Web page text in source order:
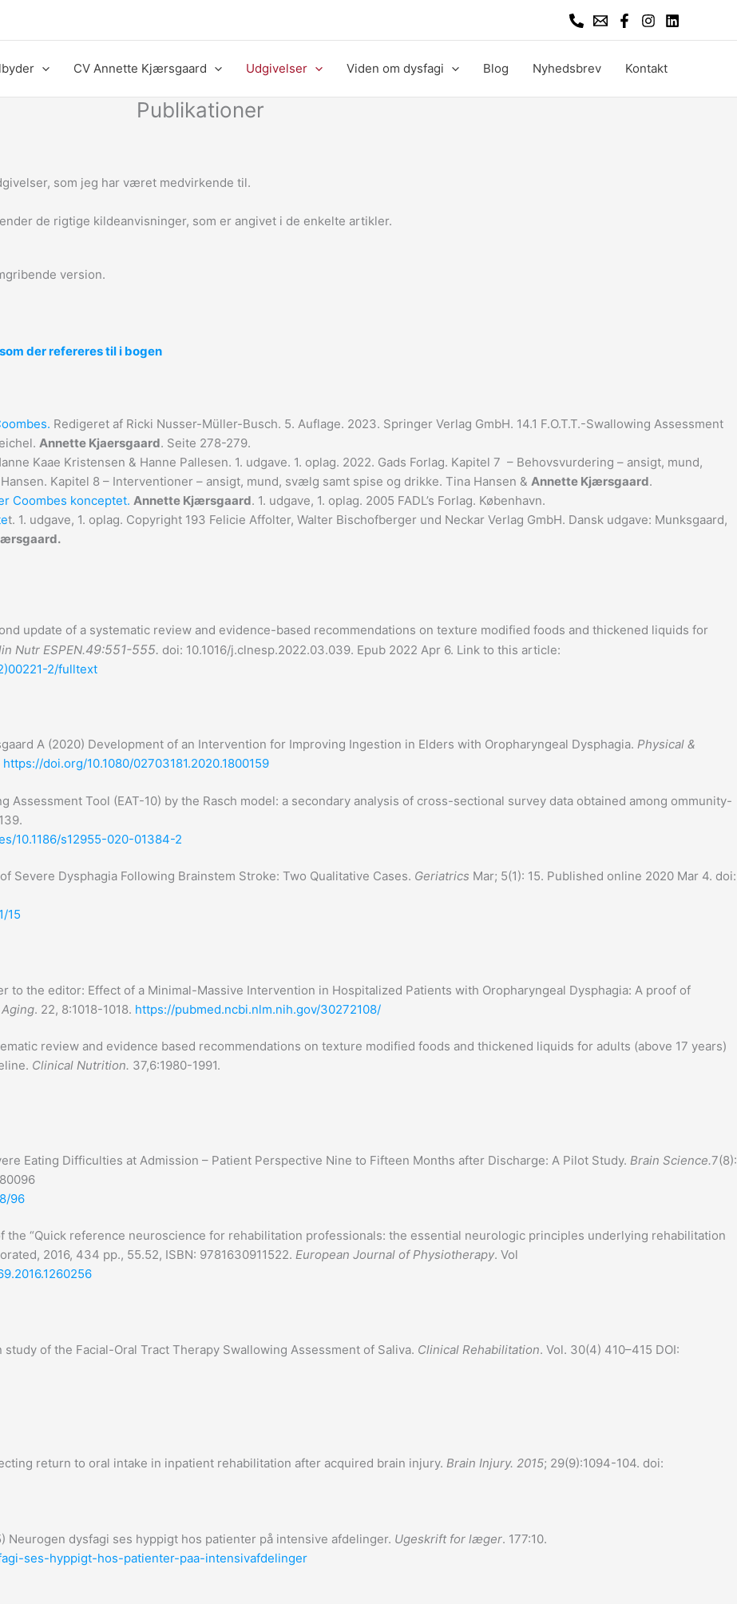
CV Annette Kjærsgaard Udgivelser Viden om dysfagi Blog Nyhedsbrev Kontakt
Publikationer
som jeg har været medvirkende til.
de rigtige kildeanvisninger, som er angivet i de enkelte artikler.
version.
der refereres til i bogen
Redigeret af Ricki Nusser-Müller-Busch. 5. Auflage. 2023. Springer Verlag GmbH. 14.1 F.O.T.T.-Swallowing Assessment
Annette Kjaersgaard. Seite 278-279.
Kaae Kristensen & Hanne Pallesen. 1. udgave. 1. oplag. 2022. Gads Forlag. Kapitel 7 – Behovsvurdering – ansigt, mund,
Kapitel 8 – Interventioner – ansigt, mund, svælg samt spise og drikke. Tina Hansen & Annette Kjærsgaard.
Coombes konceptet. Annette Kjærsgaard. 1. udgave, 1. oplag. 2005 FADL’s Forlag. København.
t. 1. udgave, 1. oplag. Copyright 193 Felicie Affolter, Walter Bischofberger und Neckar Verlag GmbH. Dansk udgave: Munksgaard,
update of a systematic review and evidence-based recommendations on texture modified foods and thickened liquids for
Nutr ESPEN.49:551-555. doi: 10.1016/j.clnesp.2022.03.039. Epub 2022 Apr 6. Link to this article:
2/fulltext
A (2020) Development of an Intervention for Improving Ingestion in Elders with Oropharyngeal Dysphagia. Physical &
https://doi.org/10.1080/02703181.2020.1800159
Assessment Tool (EAT-10) by the Rasch model: a secondary analysis of cross-sectional survey data obtained among ommunity-
10.1186/s12955-020-01384-2
Severe Dysphagia Following Brainstem Stroke: Two Qualitative Cases. Geriatrics Mar; 5(1): 15. Published online 2020 Mar 4. doi:
15
to the editor: Effect of a Minimal-Massive Intervention in Hospitalized Patients with Oropharyngeal Dysphagia: A proof of
. 22, 8:1018-1018. https://pubmed.ncbi.nlm.nih.gov/30272108/
review and evidence based recommendations on texture modified foods and thickened liquids for adults (above 17 years)
Clinical Nutrition. 37,6:1980-1991.
Eating Difficulties at Admission – Patient Perspective Nine to Fifteen Months after Discharge: A Pilot Study. Brain Science.7(8):
96
the “Quick reference neuroscience for rehabilitation professionals: the essential neurologic principles underlying rehabilitation
2016, 434 pp., 55.52, ISBN: 9781630911522. European Journal of Physiotherapy. Vol
of the Facial-Oral Tract Therapy Swallowing Assessment of Saliva. Clinical Rehabilitation. Vol. 30(4) 410–415 DOI:
return to oral intake in inpatient rehabilitation after acquired brain injury. Brain Injury. 2015; 29(9):1094-104. doi:
Neurogen dysfagi ses hyppigt hos patienter på intensive afdelinger. Ugeskrift for læger. 177:10.
ses-hyppigt-hos-patienter-paa-intensivafdelinger